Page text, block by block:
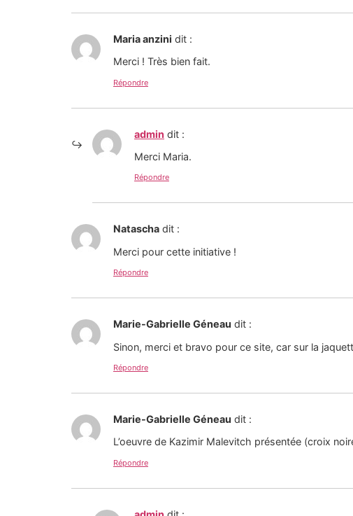
Maria anzini dit :
Merci ! Très bien fait.
Répondre
admin dit :
Merci Maria.
Répondre
Natascha dit :
Merci pour cette initiative !
Répondre
Marie-Gabrielle Géneau dit :
Sinon, merci et bravo pour ce site, car sur la
Répondre
Marie-Gabrielle Géneau dit :
L’oeuvre de Kazimir Malevitch présentée (croix
Répondre